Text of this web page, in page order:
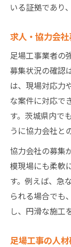
いる証拠であり
求人・協力会
足場工事業者の
募集状況の確認
は、現場対応力
な案件に対応で
す。茨城県内で
うに協力会社と
協力会社の募集
模現場にも柔軟
す。例えば、急
られる場合でも
し、円滑な施工
足場工事の人